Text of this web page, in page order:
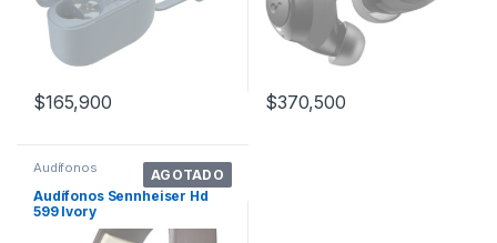
$165,900 $370,500
AGOTADO
Audífonos
Audífonos Sennheiser Hd
599 Ivory